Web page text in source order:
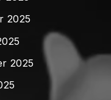
2025
2025